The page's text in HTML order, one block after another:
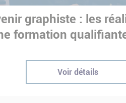
graphiste : les
formation
Voir détails